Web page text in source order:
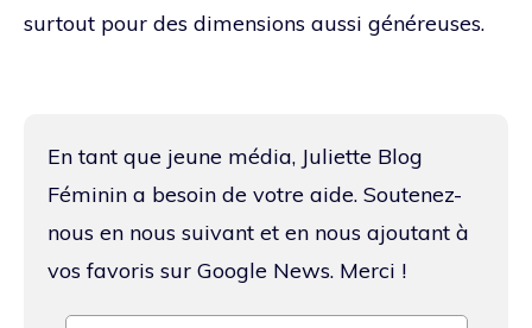
surtout pour des dimensions aussi généreuses.
En tant que jeune média, Juliette Blog
Féminin a besoin de votre aide. Soutenez-
nous en nous suivant et en nous ajoutant à
vos favoris sur Google News. Merci !